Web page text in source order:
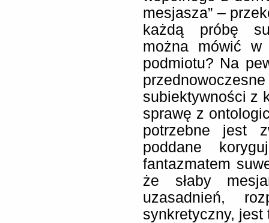
mesjasza” –
każdą próbę
można mówić
podmiotu? Na
subiektywności z
sprawę z
potrzebne jest
poddane
fantazmatem
że słaby
uzasadnień,
synkretyczny,